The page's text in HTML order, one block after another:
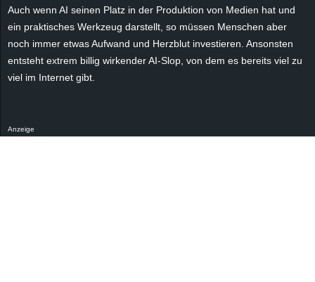
Auch wenn AI seinen Platz in der Produktion von Medien hat und
ein praktisches Werkzeug darstellt, so müssen Menschen aber
noch immer etwas Aufwand und Herzblut investieren. Ansonsten
entsteht extrem billig wirkenderAI-Slop, von dem es bereits viel zu
viel im Internet gibt.
Anzeige